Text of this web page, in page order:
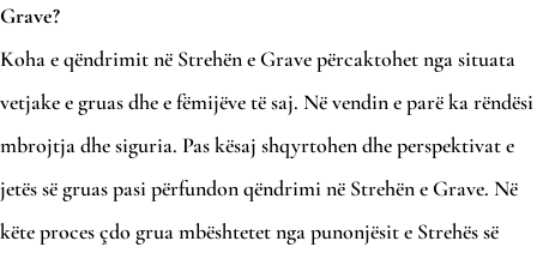
Grave?
Koha e qëndrimit në Strehën e Grave përcaktohet nga situata
vetjake e gruas dhe e fëmijëve të saj. Në vendin e parë ka rëndësi
mbrojtja dhe siguria. Pas kësaj shqyrtohen dhe perspektivat e
jetës së gruas pasi përfundon qëndrimi në Strehën e Grave. Në
këte proces çdo grua mbështetet nga punonjësit e Strehës së